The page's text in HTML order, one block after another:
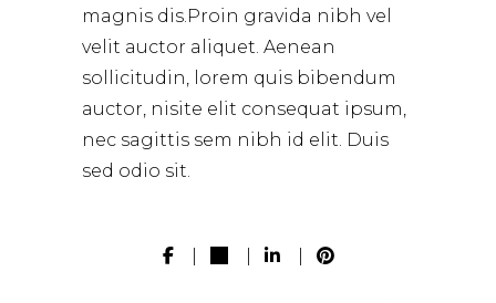
magnis dis.Proin gravida nibh vel
velit auctor aliquet. Aenean
sollicitudin, lorem quis bibendum
auctor, nisite elit consequat ipsum,
nec sagittis sem nibh id elit. Duis
sed odio sit.